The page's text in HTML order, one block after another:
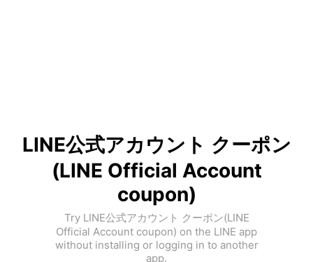
LINE公式アカウント クーポン
(LINE Official Account
coupon)
Try LINE公式アカウント クーポン(LINE
Official Account coupon) on the LINE app
without installing or logging in to another
app.